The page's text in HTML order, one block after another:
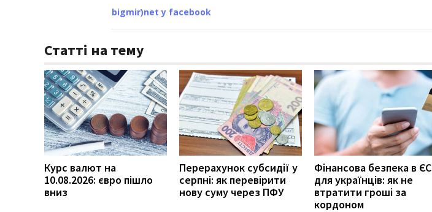
bigmir)net у facebook
Статті на тему
Курс валют на
10.08.2026: євро пішло
вниз
Перерахунок субсидії у
серпні: як перевірити
нову суму через ПФУ
Фінансова безпека в ЄС
для українців: як не
втратити гроші за
кордоном